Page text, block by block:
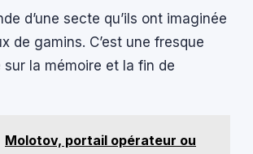
d’une secte qu’ils ont imaginée
de gamins. C’est une fresque
sur la mémoire et la fin de
Molotov, portail opérateur ou